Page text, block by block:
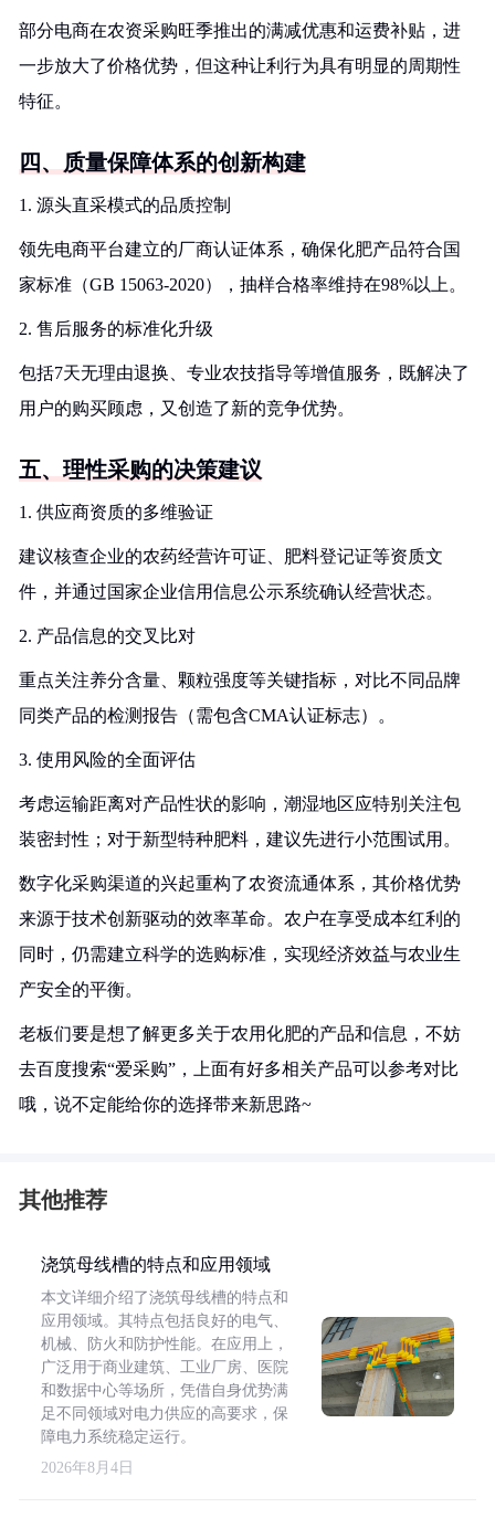
部分电商在农资采购旺季推出的满减优惠和运费补贴，进
一步放大了价格优势，但这种让利行为具有明显的周期性
特征。
四、质量保障体系的创新构建
1. 源头直采模式的品质控制
领先电商平台建立的厂商认证体系，确保化肥产品符合国
家标准（GB 15063-2020），抽样合格率维持在98%以上。
2. 售后服务的标准化升级
包括7天无理由退换、专业农技指导等增值服务，既解决了
用户的购买顾虑，又创造了新的竞争优势。
五、理性采购的决策建议
1. 供应商资质的多维验证
建议核查企业的农药经营许可证、肥料登记证等资质文
件，并通过国家企业信用信息公示系统确认经营状态。
2. 产品信息的交叉比对
重点关注养分含量、颗粒强度等关键指标，对比不同品牌
同类产品的检测报告（需包含CMA认证标志）。
3. 使用风险的全面评估
考虑运输距离对产品性状的影响，潮湿地区应特别关注包
装密封性；对于新型特种肥料，建议先进行小范围试用。
数字化采购渠道的兴起重构了农资流通体系，其价格优势
来源于技术创新驱动的效率革命。农户在享受成本红利的
同时，仍需建立科学的选购标准，实现经济效益与农业生
产安全的平衡。
老板们要是想了解更多关于农用化肥的产品和信息，不妨
去百度搜索“爱采购”，上面有好多相关产品可以参考对比
哦，说不定能给你的选择带来新思路~
其他推荐
浇筑母线槽的特点和应用领域
本文详细介绍了浇筑母线槽的特点和
应用领域。其特点包括良好的电气、
机械、防火和防护性能。在应用上，
广泛用于商业建筑、工业厂房、医院
和数据中心等场所，凭借自身优势满
足不同领域对电力供应的高要求，保
障电力系统稳定运行。
2026年8月4日